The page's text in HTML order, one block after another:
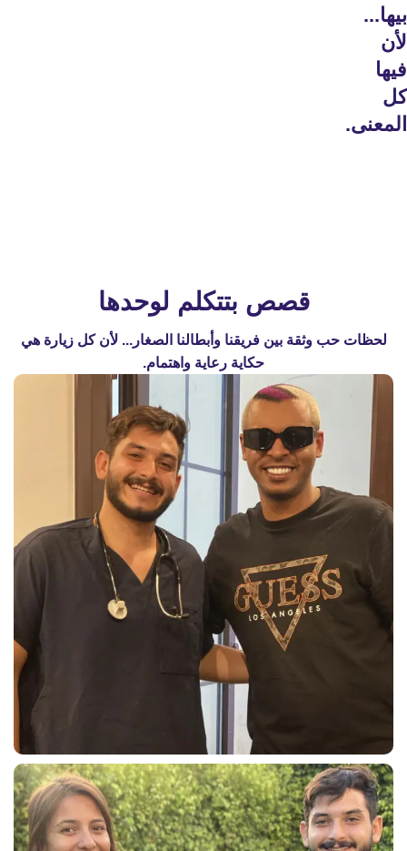
بيها...
لأن
فيها
كل
المعنى.
قصص بتتكلم لوحدها
لحظات حب وثقة بين فريقنا وأبطالنا الصغار... لأن كل زيارة هي
حكاية رعاية واهتمام.